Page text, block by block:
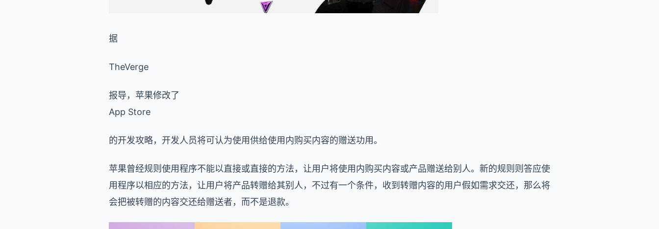
据
TheVerge
报导，苹果修改了
App Store
的开发攻略，开发人员将可认为使用供给使用内购买内容的赠送功用。
苹果曾经规则使用程序不能以直接或直接的方法，让用户将使用内购买内容或产品赠送给别人。新的规则则答应使
用程序以相应的方法，让用户将产品转赠给其别人，不过有一个条件，收到转赠内容的用户假如需求交还，那么将
会把被转赠的内容交还给赠送者，而不是退款。